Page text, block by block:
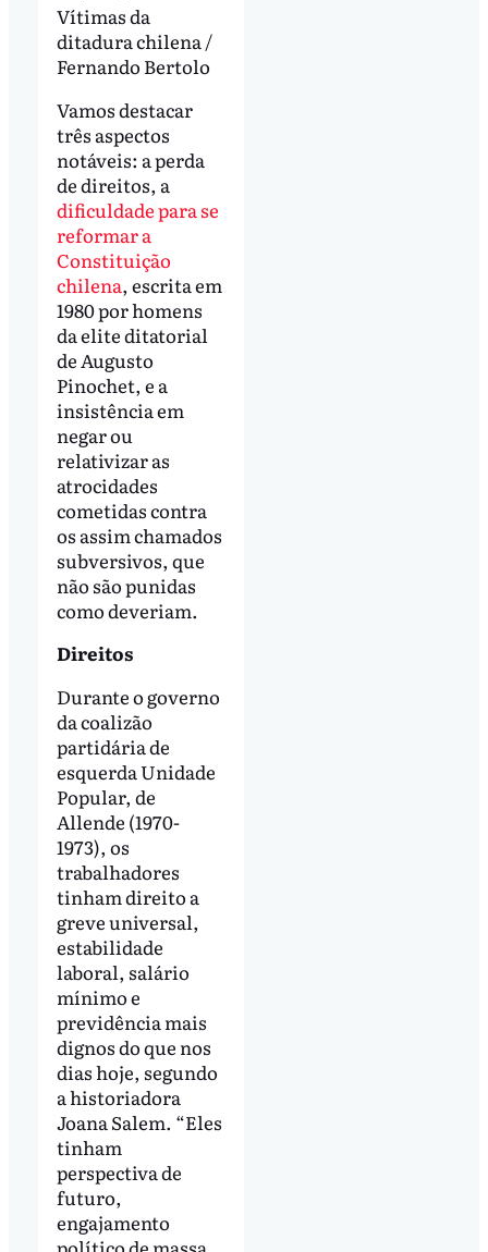
Vítimas da
ditadura chilena /
Fernando Bertolo
Vamos destacar
três aspectos
notáveis: a perda
de direitos, a
dificuldade para se
reformar a
Constituição
chilena, escrita em
1980 por homens
da elite ditatorial
de Augusto
Pinochet, e a
insistência em
negar ou
relativizar as
atrocidades
cometidas contra
os assim chamados
subversivos, que
não são punidas
como deveriam.
Direitos
Durante o governo
da coalizão
partidária de
esquerda Unidade
Popular, de
Allende (1970-
1973), os
trabalhadores
tinham direito a
greve universal,
estabilidade
laboral, salário
mínimo e
previdência mais
dignos do que nos
dias hoje, segundo
a historiadora
Joana Salem. “Eles
tinham
perspectiva de
futuro,
engajamento